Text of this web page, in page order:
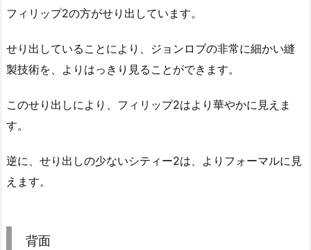
フィリップ2の方がせり出しています。
せり出していることにより、ジョンロブの非常に細かい縫
製技術を、よりはっきり見ることができます。
このせり出しにより、フィリップ2はより華やかに見えま
す。
逆に、せり出しの少ないシティー2は、よりフォーマルに見
えます。
背面